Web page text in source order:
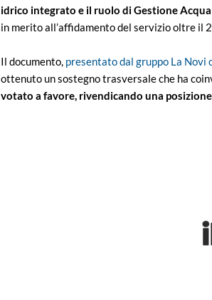
idrico integrato e il ruolo di Gestione Acqua
in merito all’affidamento del servizio oltre il
Il documento, presentato dal gruppo La Novi
ottenuto un sostegno trasversale che ha
votato a favore, rivendicando una